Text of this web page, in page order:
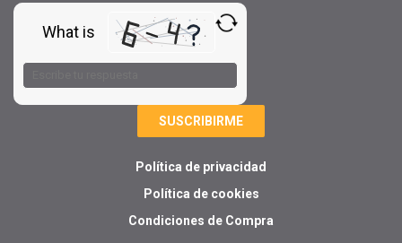
What is
Solve
problem
shown
the
image
Política de privacidad
Política de cookies
Condiciones de Compra